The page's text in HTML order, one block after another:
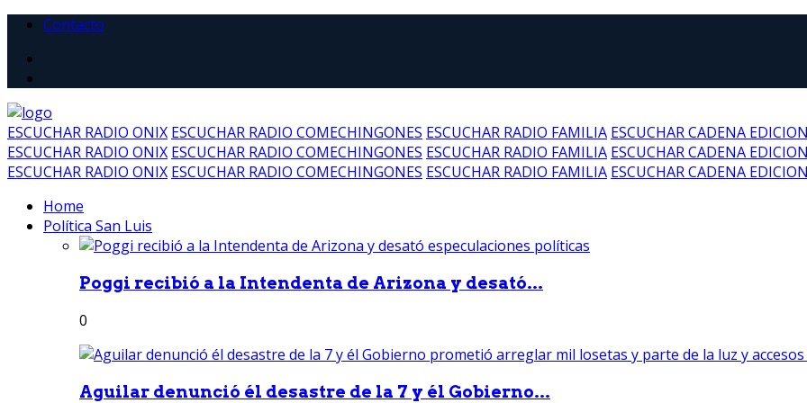
Contacto
ESCUCHAR RADIO ONIX ESCUCHAR RADIO COMECHINGONES ESCUCHAR RADIO FAMILIA ESCUCHAR CADENA EDICION
ESCUCHAR RADIO ONIX ESCUCHAR RADIO COMECHINGONES ESCUCHAR RADIO FAMILIA ESCUCHAR CADENA EDICION
ESCUCHAR RADIO ONIX ESCUCHAR RADIO COMECHINGONES ESCUCHAR RADIO FAMILIA ESCUCHAR CADENA EDICION
Home
Política San Luis
Poggi recibió a la Intendenta de Arizona y desató...
0
Aguilar denunció él desastre de la 7 y él Gobierno...